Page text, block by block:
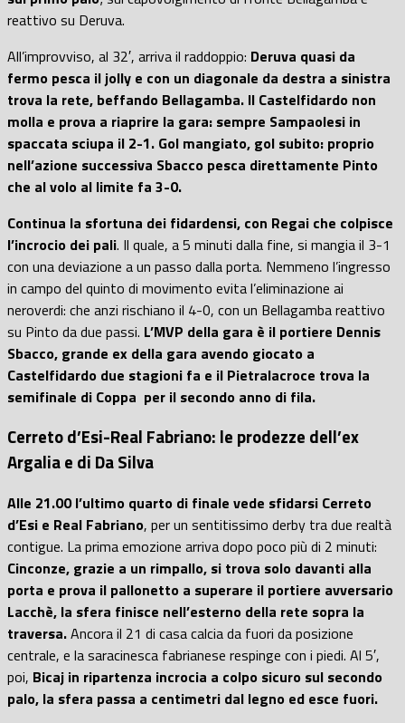
reattivo su Deruva.
All’improvviso, al 32′, arriva il raddoppio: Deruva quasi da
fermo pesca il jolly e con un diagonale da destra a sinistra
trova la rete, beffando Bellagamba. Il Castelfidardo non
molla e prova a riaprire la gara: sempre Sampaolesi in
spaccata sciupa il 2-1. Gol mangiato, gol subito: proprio
nell’azione successiva Sbacco pesca direttamente Pinto
che al volo al limite fa 3-0.
Continua la sfortuna dei fidardensi, con Regai che colpisce
l’incrocio dei pali. Il quale, a 5 minuti dalla fine, si mangia il 3-1
con una deviazione a un passo dalla porta. Nemmeno l’ingresso
in campo del quinto di movimento evita l’eliminazione ai
neroverdi: che anzi rischiano il 4-0, con un Bellagamba reattivo
su Pinto da due passi. L’MVP della gara è il portiere Dennis
Sbacco, grande ex della gara avendo giocato a
Castelfidardo due stagioni fa e il Pietralacroce trova la
semifinale di Coppa per il secondo anno di fila.
Cerreto d’Esi-Real Fabriano: le prodezze dell’ex
Argalia e di Da Silva
Alle 21.00 l’ultimo quarto di finale vede sfidarsi Cerreto
d’Esi e Real Fabriano, per un sentitissimo derby tra due realtà
contigue. La prima emozione arriva dopo poco più di 2 minuti:
Cinconze, grazie a un rimpallo, si trova solo davanti alla
porta e prova il pallonetto a superare il portiere avversario
Lacchè, la sfera finisce nell’esterno della rete sopra la
traversa.Ancora il 21 di casa calcia da fuori da posizione
centrale, e la saracinesca fabrianese respinge con i piedi. Al 5′,
poi, Bicaj in ripartenza incrocia a colpo sicuro sul secondo
palo, la sfera passa a centimetri dal legno ed esce fuori.